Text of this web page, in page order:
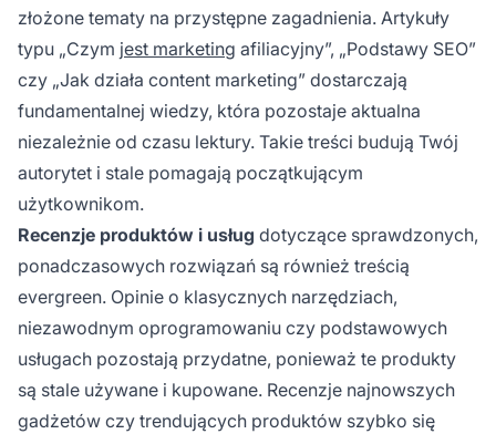
złożone tematy na przystępne zagadnienia. Artykuły
typu „Czym jest marketing afiliacyjny”, „Podstawy SEO”
czy „Jak działa content marketing” dostarczają
fundamentalnej wiedzy, która pozostaje aktualna
niezależnie od czasu lektury. Takie treści budują Twój
autorytet i stale pomagają początkującym
użytkownikom.
Recenzje produktów i usług dotyczące sprawdzonych,
ponadczasowych rozwiązań są również treścią
evergreen. Opinie o klasycznych narzędziach,
niezawodnym oprogramowaniu czy podstawowych
usługach pozostają przydatne, ponieważ te produkty
są stale używane i kupowane. Recenzje najnowszych
gadżetów czy trendujących produktów szybko się